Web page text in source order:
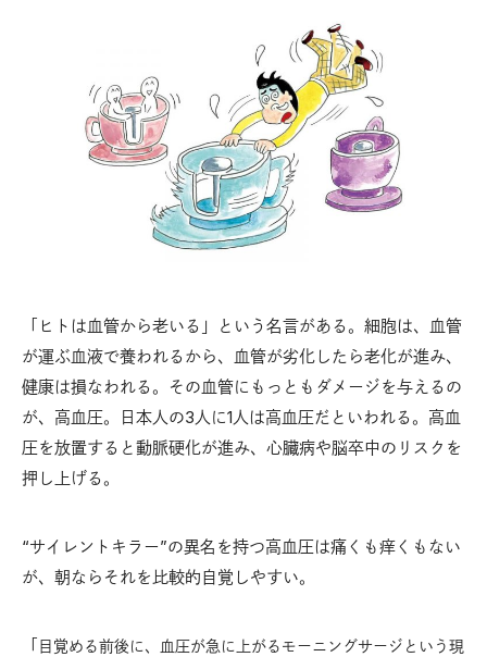
「ヒトは血管から老いる」という名言がある。細胞は、血管
が運ぶ血液で養われるから、血管が劣化したら老化が進み、
健康は損なわれる。その血管にもっともダメージを与えるの
が、高血圧。日本人の3人に1人は高血圧だといわれる。高血
圧を放置すると動脈硬化が進み、心臓病や脳卒中のリスクを
押し上げる。
“サイレントキラー”の異名を持つ高血圧は痛くも痒くもない
が、朝ならそれを比較的自覚しやすい。
「目覚める前後に、血圧が急に上がるモーニングサージという現